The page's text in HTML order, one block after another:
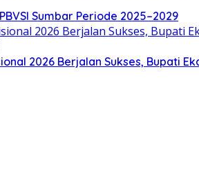
Sumbar Periode 2025–2029
2026 Berjalan Sukses, Bupati